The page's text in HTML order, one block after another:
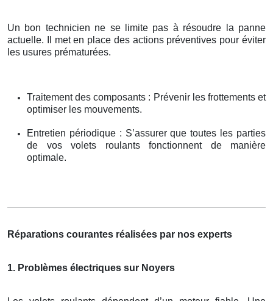
Un bon technicien ne se limite pas à résoudre la panne
actuelle. Il met en place des actions préventives pour éviter
les usures prématurées.
Traitement des composants : Prévenir les frottements et
optimiser les mouvements.
Entretien périodique : S’assurer que toutes les parties
de vos volets roulants fonctionnent de manière
optimale.
Réparations courantes réalisées par nos experts
1. Problèmes électriques sur Noyers